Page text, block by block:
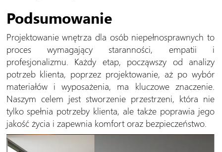
Podsumowanie
Projektowanie wnętrza dla osób niepełnosprawnych to
proces wymagający staranności, empatii i
profesjonalizmu. Każdy etap, począwszy od analizy
potrzeb klienta, poprzez projektowanie, aż po wybór
materiałów i wyposażenia, ma kluczowe znaczenie.
Naszym celem jest stworzenie przestrzeni, która nie
tylko spełnia potrzeby klienta, ale także poprawia jego
jakość życia i zapewnia komfort oraz bezpieczeństwo.